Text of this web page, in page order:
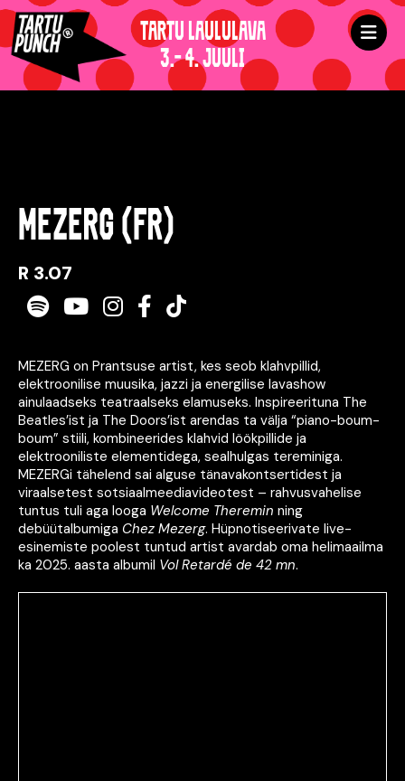
TARTU LAULULAVA
3.- 4. JUULI
MEZERG (FR)
R 3.07
SpotifyYoutube
Instagram
Facebook
TikTok
MEZERG on Prantsuse artist, kes seob klahvpillid,
elektroonilise muusika, jazzi ja energilise lavashow
ainulaadseks teatraalseks elamuseks. Inspireerituna The
Beatles’ist ja The Doors’ist arendas ta välja “piano-boum-
boum” stiili, kombineerides klahvid löökpillide ja
elektrooniliste elementidega, sealhulgas tereminiga.
MEZERGi tähelend sai alguse tänavakontsertidest ja
viraalsetest sotsiaalmeediavideotest – rahvusvahelise
tuntus tuli aga looga Welcome Theremin ning
debüütalbumiga Chez Mezerg. Hüpnotiseerivate live-
esinemiste poolest tuntud artist avardab oma helimaailma
ka 2025. aasta albumil Vol Retardé de 42 mn.